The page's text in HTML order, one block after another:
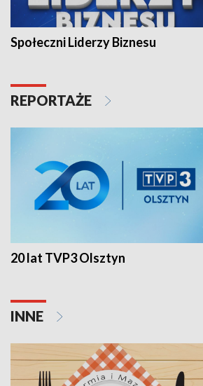
Społeczni Liderzy Biznesu
REPORTAŻE
20 lat TVP3 Olsztyn
INNE